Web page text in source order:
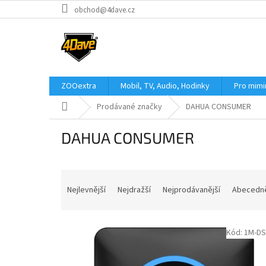
na
obchod@4dave.cz
ZOOextra Mobil, TV, Audio, Hodinky Pro
Domů Prodávané značky DAHUA CONSUMER
DAHUA CONSUMER
Nejlevnější Nejdražší Nejprodávanější
Kód:1M-